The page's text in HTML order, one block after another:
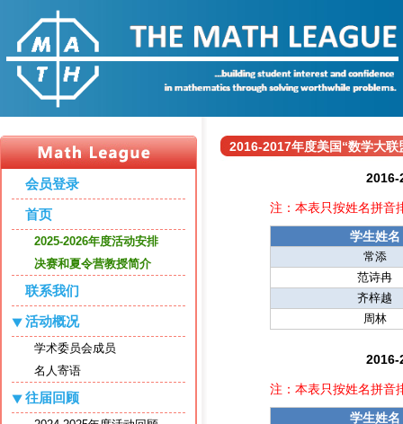
会员登录
首页
2025-2026年度活动安排
决赛和夏令营教授简介
联系我们
活动概况
学术委员会成员
名人寄语
往届回顾
2016-2017年度美国“数学大
2016-
注：本表只按姓名拼音
学生姓名
常添
范诗冉
齐梓越
周林
2016-
注：本表只按姓名拼音
学生姓名